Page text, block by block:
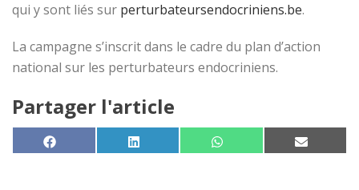
qui y sont liés sur perturbateursendocriniens.be.
La campagne s’inscrit dans le cadre du plan d’action
national sur les perturbateurs endocriniens.
Partager l'article